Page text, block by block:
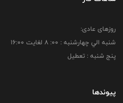
روزهای عادی:
شنبه الي چهارشنبه : 00: 8 لغايت 16:00
پنج شنبه : تعطیل
پیوندها